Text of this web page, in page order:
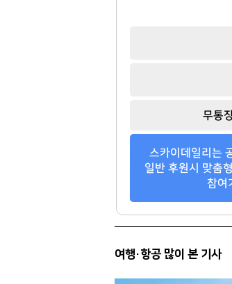
무통
스카이데일리는
일반 후원시 맞춤
참여
여행·항공 많이 본 기사